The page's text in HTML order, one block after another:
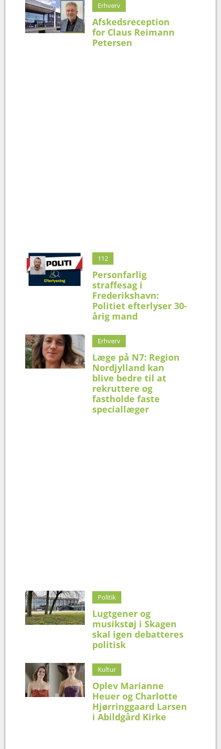
Erhverv
Afskedsreception
for Claus Reimann
Petersen
112
Personfarlig
straffesag i
Frederikshavn:
Politiet efterlyser 30-
årig mand
Erhverv
Læge på N7: Region
Nordjylland kan
blive bedre til at
rekruttere og
fastholde faste
speciallæger
Politik
Lugtgener og
musikstøj i Skagen
skal igen debatteres
politisk
Kultur
Oplev Marianne
Heuer og Charlotte
Hjørringgaard Larsen
i Abildgård Kirke